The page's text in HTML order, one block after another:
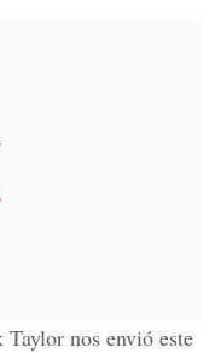
nos envió este